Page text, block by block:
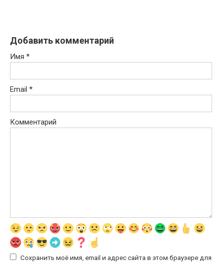
Добавить комментарий
Имя *
Email *
Комментарий
Сохранить моё имя, email и адрес сайта в этом браузере для